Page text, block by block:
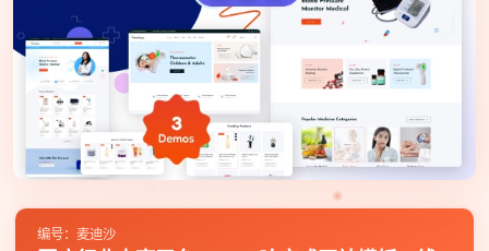
编号：麦迪沙